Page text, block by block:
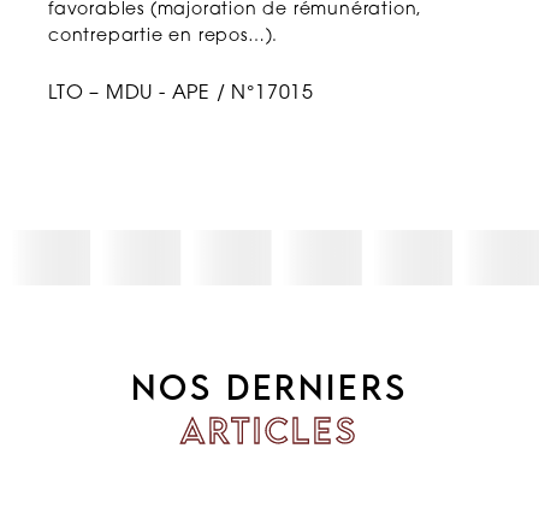
favorables (majoration de rémunération,
contrepartie en repos…).
LTO – MDU - APE / N°17015
NOS DERNIERS
ARTICLES